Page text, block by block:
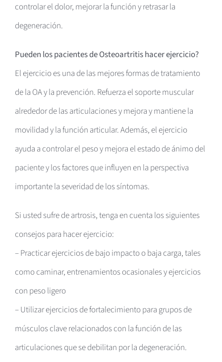
controlar el dolor, mejorar la función y retrasar la
degeneración.
Pueden los pacientes de Osteoartritis hacer ejercicio?
El ejercicio es una de las mejores formas de tratamiento
de la OA y la prevención. Refuerza el soporte muscular
alrededor de las articulaciones y mejora y mantiene la
movilidad y la función articular. Además, el ejercicio
ayuda a controlar el peso y mejora el estado de ánimo del
paciente y los factores que influyen en la perspectiva
importante la severidad de los síntomas.
Si usted sufre de artrosis, tenga en cuenta los siguientes
consejos para hacer ejercicio:
– Practicar ejercicios de bajo impacto o baja carga, tales
como caminar, entrenamientos ocasionales y ejercicios
con peso ligero
– Utilizar ejercicios de fortalecimiento para grupos de
músculos clave relacionados con la función de las
articulaciones que se debilitan por la degeneración.